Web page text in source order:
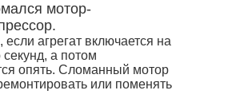
мотор-
агрегат включается на
секунд, а потом
опять. Сломанный мотор
или поменять